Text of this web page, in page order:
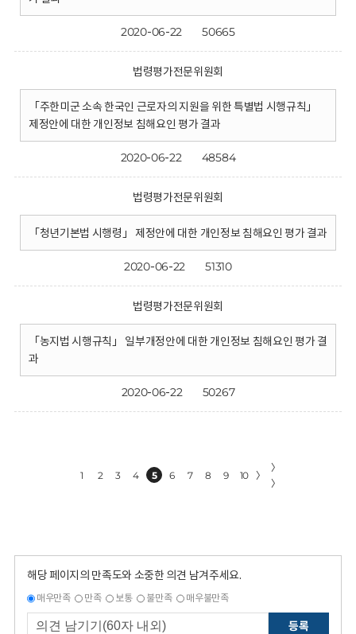
2020-06-22 50665
법령평가전문위원회
「주한미군 소속 한국인 근로자의 지원을 위한 특별법 시행규칙」
제정안에 대한 개인정보 침해요인 평가 결과
2020-06-22 48584
법령평가전문위원회
「청년기본법 시행령」 제정안에 대한 개인정보 침해요인 평가 결과
2020-06-22 51310
법령평가전문위원회
「농지법 시행규칙」 일부개정안에 대한 개인정보 침해요인 평가 결
과
2020-06-22 50267
1 2 3 4 5 6 7 8 9 10 〉
〉
〉
해당 페이지의 만족도와 소중한 의견 남겨주세요.
매우만족 만족 보통 불만족 매우불만족
등록